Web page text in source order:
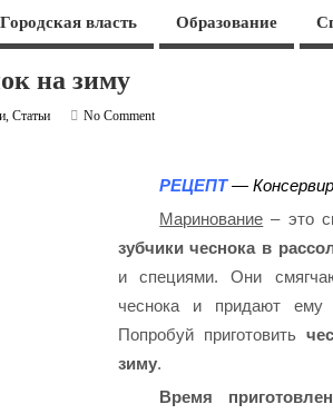
Городская власть Образование
на зиму
,Статьи
No Comment
РЕЦЕПТ—
Маринование – это
зубчики чеснока в
и специями. Они
чеснока и придают ему
Попробуй приготовить
зиму.
Время